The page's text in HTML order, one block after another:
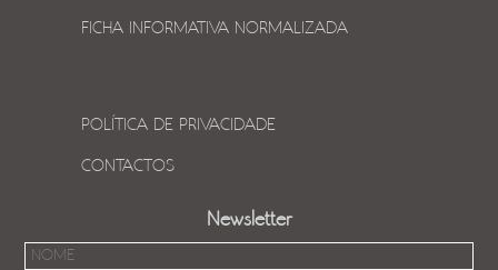
FICHA INFORMATIVA NORMALIZADA
POLÍTICA DE PRIVACIDADE
CONTACTOS
Newsletter